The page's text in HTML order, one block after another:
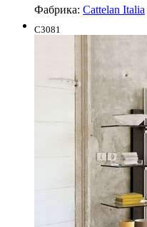
Фабрика: Cattelan Italia
C3081